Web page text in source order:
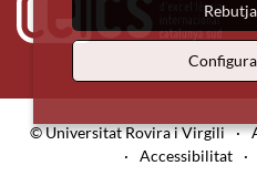
© Universitat Rovira i Virgili ·
·
Accessibilitat ·